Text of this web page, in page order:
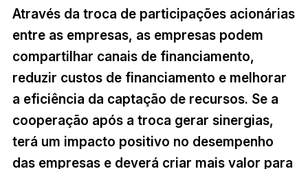
Através da troca de participações acionárias
entre as empresas, as empresas podem
compartilhar canais de financiamento,
reduzir custos de financiamento e melhorar
a eficiência da captação de recursos. Se a
cooperação após a troca gerar sinergias,
terá um impacto positivo no desempenho
das empresas e deverá criar mais valor para